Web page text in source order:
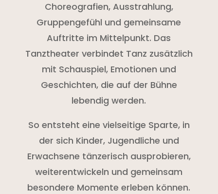
Choreografien, Ausstrahlung,
Gruppengefühl und gemeinsame
Auftritte im Mittelpunkt. Das
Tanztheater verbindet Tanz zusätzlich
mit Schauspiel, Emotionen und
Geschichten, die auf der Bühne
lebendig werden.
So entsteht eine vielseitige Sparte, in
der sich Kinder, Jugendliche und
Erwachsene tänzerisch ausprobieren,
weiterentwickeln und gemeinsam
besondere Momente erleben können.